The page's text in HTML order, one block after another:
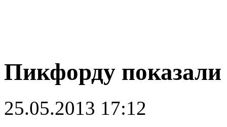
Пикфорду
25.05.2013 17:12